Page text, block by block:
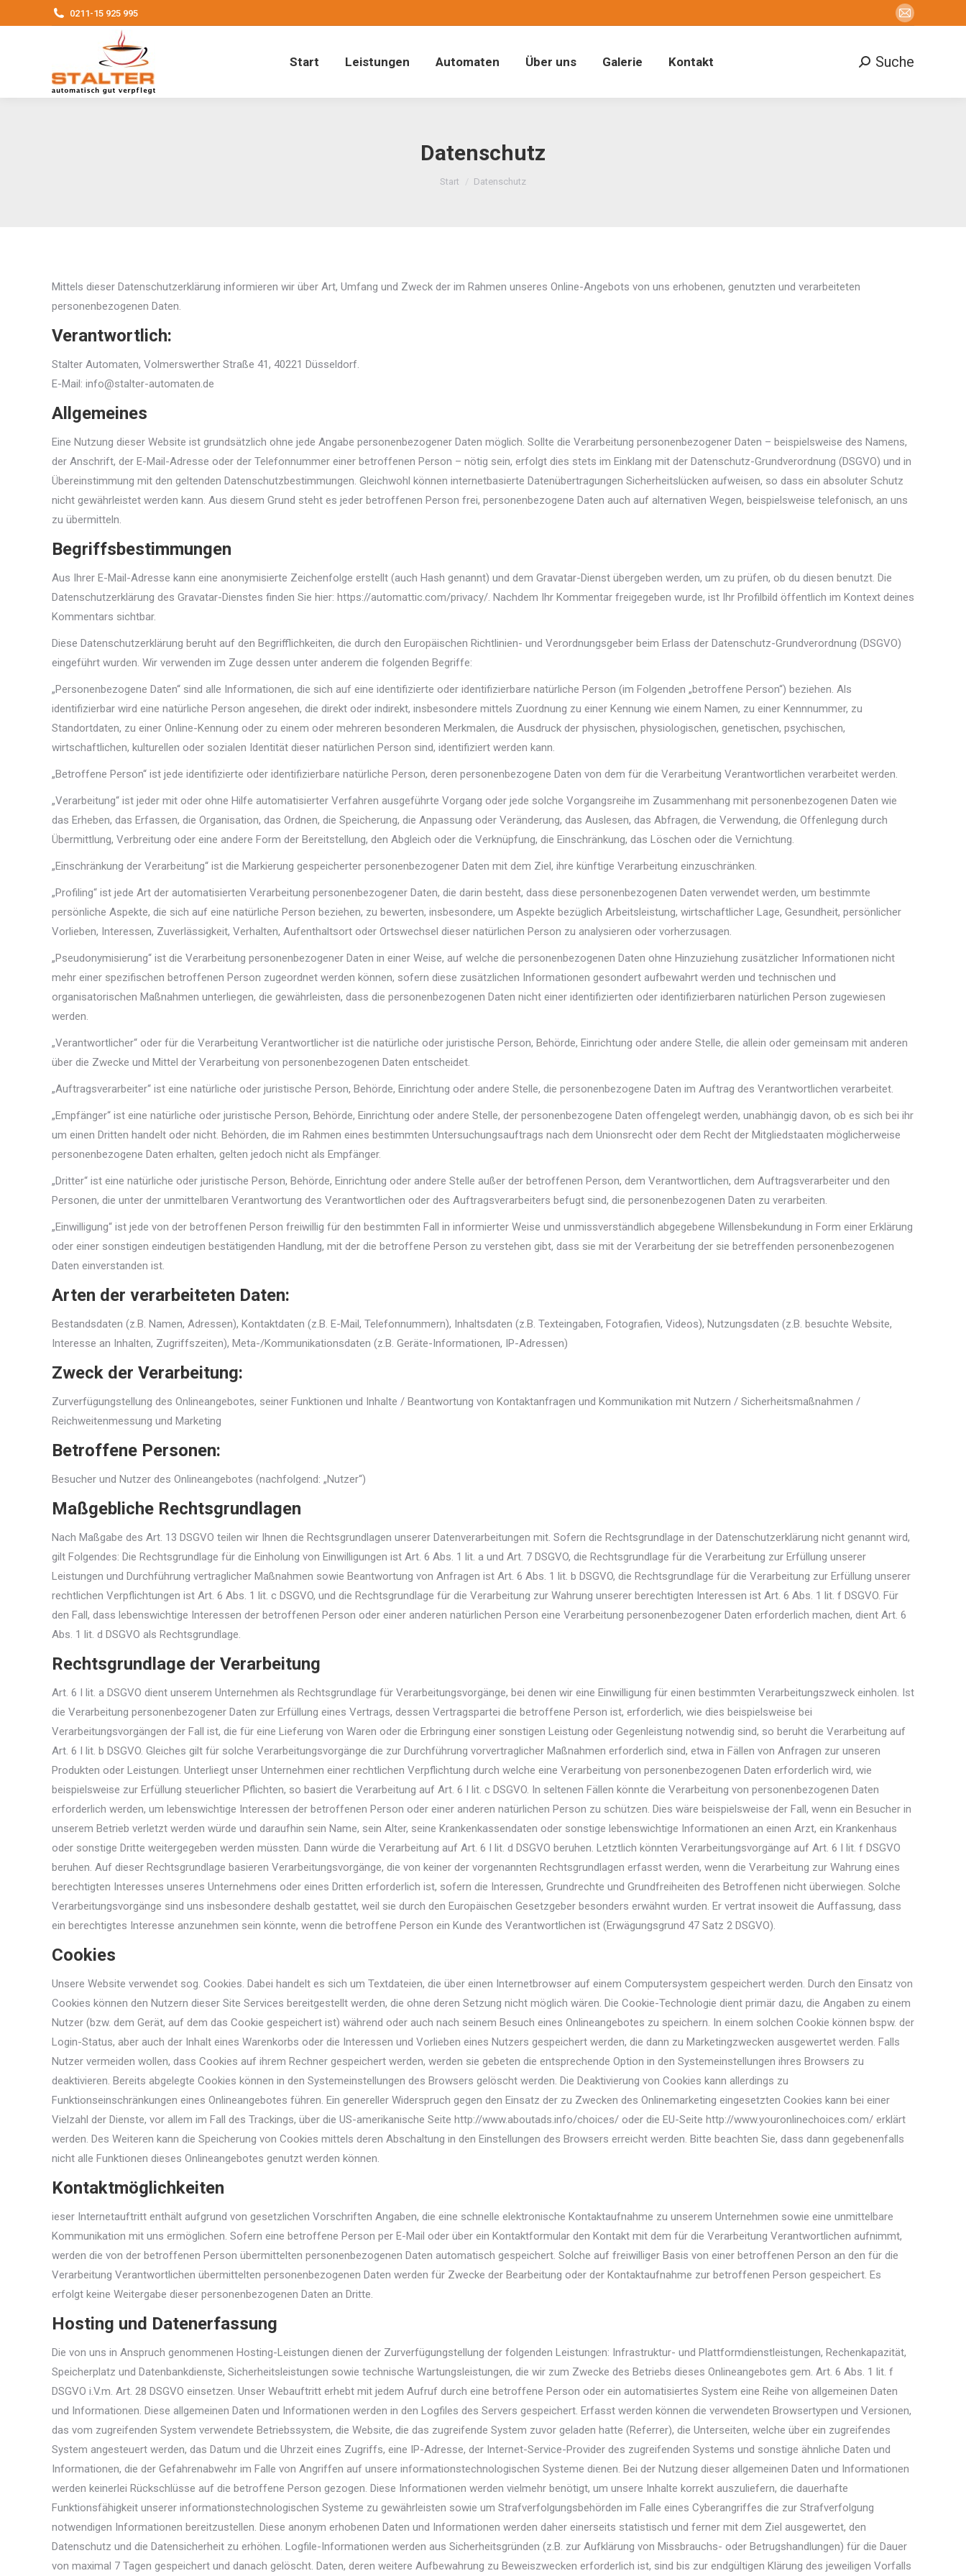
0211-15 925 995
E-
page
in
Start Leistungen Automaten Über uns Galerie Kontakt Search:Suche
Datenschutz
Sie befinden sich hier:
Start Datenschutz
Mittels dieser Datenschutzerklärung informieren wir über Art, Umfang und Zweck der im Rahmen unseres Online-Angebots von uns erhobenen, genutzten und verarbeiteten
personenbezogenen Daten.
Verantwortlich:
Stalter Automaten, Volmerswerther Straße 41, 40221 Düsseldorf.
E-Mail: info@stalter-automaten.de
Allgemeines
Eine Nutzung dieser Website ist grundsätzlich ohne jede Angabe personenbezogener Daten möglich. Sollte die Verarbeitung personenbezogener Daten – beispielsweise des Namens,
der Anschrift, der E-Mail-Adresse oder der Telefonnummer einer betroffenen Person – nötig sein, erfolgt dies stets im Einklang mit der Datenschutz-Grundverordnung (DSGVO) und in
Übereinstimmung mit den geltenden Datenschutzbestimmungen. Gleichwohl können internetbasierte Datenübertragungen Sicherheitslücken aufweisen, so dass ein absoluter Schutz
nicht gewährleistet werden kann. Aus diesem Grund steht es jeder betroffenen Person frei, personenbezogene Daten auch auf alternativen Wegen, beispielsweise telefonisch, an uns
zu übermitteln.
Begriffsbestimmungen
Aus Ihrer E-Mail-Adresse kann eine anonymisierte Zeichenfolge erstellt (auch Hash genannt) und dem Gravatar-Dienst übergeben werden, um zu prüfen, ob du diesen benutzt. Die
Datenschutzerklärung des Gravatar-Dienstes finden Sie hier: https://automattic.com/privacy/. Nachdem Ihr Kommentar freigegeben wurde, ist Ihr Profilbild öffentlich im Kontext deines
Kommentars sichtbar.
Diese Datenschutzerklärung beruht auf den Begrifflichkeiten, die durch den Europäischen Richtlinien- und Verordnungsgeber beim Erlass der Datenschutz-Grundverordnung (DSGVO)
eingeführt wurden. Wir verwenden im Zuge dessen unter anderem die folgenden Begriffe:
„Personenbezogene Daten“ sind alle Informationen, die sich auf eine identifizierte oder identifizierbare natürliche Person (im Folgenden „betroffene Person“) beziehen. Als
identifizierbar wird eine natürliche Person angesehen, die direkt oder indirekt, insbesondere mittels Zuordnung zu einer Kennung wie einem Namen, zu einer Kennnummer, zu
Standortdaten, zu einer Online-Kennung oder zu einem oder mehreren besonderen Merkmalen, die Ausdruck der physischen, physiologischen, genetischen, psychischen,
wirtschaftlichen, kulturellen oder sozialen Identität dieser natürlichen Person sind, identifiziert werden kann.
„Betroffene Person“ ist jede identifizierte oder identifizierbare natürliche Person, deren personenbezogene Daten von dem für die Verarbeitung Verantwortlichen verarbeitet werden.
„Verarbeitung“ ist jeder mit oder ohne Hilfe automatisierter Verfahren ausgeführte Vorgang oder jede solche Vorgangsreihe im Zusammenhang mit personenbezogenen Daten wie
das Erheben, das Erfassen, die Organisation, das Ordnen, die Speicherung, die Anpassung oder Veränderung, das Auslesen, das Abfragen, die Verwendung, die Offenlegung durch
Übermittlung, Verbreitung oder eine andere Form der Bereitstellung, den Abgleich oder die Verknüpfung, die Einschränkung, das Löschen oder die Vernichtung.
„Einschränkung der Verarbeitung“ ist die Markierung gespeicherter personenbezogener Daten mit dem Ziel, ihre künftige Verarbeitung einzuschränken.
„Profiling“ ist jede Art der automatisierten Verarbeitung personenbezogener Daten, die darin besteht, dass diese personenbezogenen Daten verwendet werden, um bestimmte
persönliche Aspekte, die sich auf eine natürliche Person beziehen, zu bewerten, insbesondere, um Aspekte bezüglich Arbeitsleistung, wirtschaftlicher Lage, Gesundheit, persönlicher
Vorlieben, Interessen, Zuverlässigkeit, Verhalten, Aufenthaltsort oder Ortswechsel dieser natürlichen Person zu analysieren oder vorherzusagen.
„Pseudonymisierung“ ist die Verarbeitung personenbezogener Daten in einer Weise, auf welche die personenbezogenen Daten ohne Hinzuziehung zusätzlicher Informationen nicht
mehr einer spezifischen betroffenen Person zugeordnet werden können, sofern diese zusätzlichen Informationen gesondert aufbewahrt werden und technischen und
organisatorischen Maßnahmen unterliegen, die gewährleisten, dass die personenbezogenen Daten nicht einer identifizierten oder identifizierbaren natürlichen Person zugewiesen
werden.
„Verantwortlicher“ oder für die Verarbeitung Verantwortlicher ist die natürliche oder juristische Person, Behörde, Einrichtung oder andere Stelle, die allein oder gemeinsam mit anderen
über die Zwecke und Mittel der Verarbeitung von personenbezogenen Daten entscheidet.
„Auftragsverarbeiter“ ist eine natürliche oder juristische Person, Behörde, Einrichtung oder andere Stelle, die personenbezogene Daten im Auftrag des Verantwortlichen verarbeitet.
„Empfänger“ ist eine natürliche oder juristische Person, Behörde, Einrichtung oder andere Stelle, der personenbezogene Daten offengelegt werden, unabhängig davon, ob es sich bei ihr
um einen Dritten handelt oder nicht. Behörden, die im Rahmen eines bestimmten Untersuchungsauftrags nach dem Unionsrecht oder dem Recht der Mitgliedstaaten möglicherweise
personenbezogene Daten erhalten, gelten jedoch nicht als Empfänger.
„Dritter“ ist eine natürliche oder juristische Person, Behörde, Einrichtung oder andere Stelle außer der betroffenen Person, dem Verantwortlichen, dem Auftragsverarbeiter und den
Personen, die unter der unmittelbaren Verantwortung des Verantwortlichen oder des Auftragsverarbeiters befugt sind, die personenbezogenen Daten zu verarbeiten.
„Einwilligung“ ist jede von der betroffenen Person freiwillig für den bestimmten Fall in informierter Weise und unmissverständlich abgegebene Willensbekundung in Form einer Erklärung
oder einer sonstigen eindeutigen bestätigenden Handlung, mit der die betroffene Person zu verstehen gibt, dass sie mit der Verarbeitung der sie betreffenden personenbezogenen
Daten einverstanden ist.
Arten der verarbeiteten Daten:
Bestandsdaten (z.B. Namen, Adressen), Kontaktdaten (z.B. E-Mail, Telefonnummern), Inhaltsdaten (z.B. Texteingaben, Fotografien, Videos), Nutzungsdaten (z.B. besuchte Website,
Interesse an Inhalten, Zugriffszeiten), Meta-/Kommunikationsdaten (z.B. Geräte-Informationen, IP-Adressen)
Zweck der Verarbeitung:
Zurverfügungstellung des Onlineangebotes, seiner Funktionen und Inhalte / Beantwortung von Kontaktanfragen und Kommunikation mit Nutzern / Sicherheitsmaßnahmen /
Reichweitenmessung und Marketing
Betroffene Personen:
Besucher und Nutzer des Onlineangebotes (nachfolgend: „Nutzer“)
Maßgebliche Rechtsgrundlagen
Nach Maßgabe des Art. 13 DSGVO teilen wir Ihnen die Rechtsgrundlagen unserer Datenverarbeitungen mit. Sofern die Rechtsgrundlage in der Datenschutzerklärung nicht genannt wird,
gilt Folgendes: Die Rechtsgrundlage für die Einholung von Einwilligungen ist Art. 6 Abs. 1 lit. a und Art. 7 DSGVO, die Rechtsgrundlage für die Verarbeitung zur Erfüllung unserer
Leistungen und Durchführung vertraglicher Maßnahmen sowie Beantwortung von Anfragen ist Art. 6 Abs. 1 lit. b DSGVO, die Rechtsgrundlage für die Verarbeitung zur Erfüllung unserer
rechtlichen Verpflichtungen ist Art. 6 Abs. 1 lit. c DSGVO, und die Rechtsgrundlage für die Verarbeitung zur Wahrung unserer berechtigten Interessen ist Art. 6 Abs. 1 lit. f DSGVO. Für
den Fall, dass lebenswichtige Interessen der betroffenen Person oder einer anderen natürlichen Person eine Verarbeitung personenbezogener Daten erforderlich machen, dient Art. 6
Abs. 1 lit. d DSGVO als Rechtsgrundlage.
Rechtsgrundlage der Verarbeitung
Art. 6 I lit. a DSGVO dient unserem Unternehmen als Rechtsgrundlage für Verarbeitungsvorgänge, bei denen wir eine Einwilligung für einen bestimmten Verarbeitungszweck einholen. Ist
die Verarbeitung personenbezogener Daten zur Erfüllung eines Vertrags, dessen Vertragspartei die betroffene Person ist, erforderlich, wie dies beispielsweise bei
Verarbeitungsvorgängen der Fall ist, die für eine Lieferung von Waren oder die Erbringung einer sonstigen Leistung oder Gegenleistung notwendig sind, so beruht die Verarbeitung auf
Art. 6 I lit. b DSGVO. Gleiches gilt für solche Verarbeitungsvorgänge die zur Durchführung vorvertraglicher Maßnahmen erforderlich sind, etwa in Fällen von Anfragen zur unseren
Produkten oder Leistungen. Unterliegt unser Unternehmen einer rechtlichen Verpflichtung durch welche eine Verarbeitung von personenbezogenen Daten erforderlich wird, wie
beispielsweise zur Erfüllung steuerlicher Pflichten, so basiert die Verarbeitung auf Art. 6 I lit. c DSGVO. In seltenen Fällen könnte die Verarbeitung von personenbezogenen Daten
erforderlich werden, um lebenswichtige Interessen der betroffenen Person oder einer anderen natürlichen Person zu schützen. Dies wäre beispielsweise der Fall, wenn ein Besucher in
unserem Betrieb verletzt werden würde und daraufhin sein Name, sein Alter, seine Krankenkassendaten oder sonstige lebenswichtige Informationen an einen Arzt, ein Krankenhaus
oder sonstige Dritte weitergegeben werden müssten. Dann würde die Verarbeitung auf Art. 6 I lit. d DSGVO beruhen. Letztlich könnten Verarbeitungsvorgänge auf Art. 6 I lit. f DSGVO
beruhen. Auf dieser Rechtsgrundlage basieren Verarbeitungsvorgänge, die von keiner der vorgenannten Rechtsgrundlagen erfasst werden, wenn die Verarbeitung zur Wahrung eines
berechtigten Interesses unseres Unternehmens oder eines Dritten erforderlich ist, sofern die Interessen, Grundrechte und Grundfreiheiten des Betroffenen nicht überwiegen. Solche
Verarbeitungsvorgänge sind uns insbesondere deshalb gestattet, weil sie durch den Europäischen Gesetzgeber besonders erwähnt wurden. Er vertrat insoweit die Auffassung, dass
ein berechtigtes Interesse anzunehmen sein könnte, wenn die betroffene Person ein Kunde des Verantwortlichen ist (Erwägungsgrund 47 Satz 2 DSGVO).
Cookies
Unsere Website verwendet sog. Cookies. Dabei handelt es sich um Textdateien, die über einen Internetbrowser auf einem Computersystem gespeichert werden. Durch den Einsatz von
Cookies können den Nutzern dieser Site Services bereitgestellt werden, die ohne deren Setzung nicht möglich wären. Die Cookie-Technologie dient primär dazu, die Angaben zu einem
Nutzer (bzw. dem Gerät, auf dem das Cookie gespeichert ist) während oder auch nach seinem Besuch eines Onlineangebotes zu speichern. In einem solchen Cookie können bspw. der
Login-Status, aber auch der Inhalt eines Warenkorbs oder die Interessen und Vorlieben eines Nutzers gespeichert werden, die dann zu Marketingzwecken ausgewertet werden. Falls
Nutzer vermeiden wollen, dass Cookies auf ihrem Rechner gespeichert werden, werden sie gebeten die entsprechende Option in den Systemeinstellungen ihres Browsers zu
deaktivieren. Bereits abgelegte Cookies können in den Systemeinstellungen des Browsers gelöscht werden. Die Deaktivierung von Cookies kann allerdings zu
Funktionseinschränkungen eines Onlineangebotes führen. Ein genereller Widerspruch gegen den Einsatz der zu Zwecken des Onlinemarketing eingesetzten Cookies kann bei einer
Vielzahl der Dienste, vor allem im Fall des Trackings, über die US-amerikanische Seite http://www.aboutads.info/choices/ oder die EU-Seite http://www.youronlinechoices.com/ erklärt
werden. Des Weiteren kann die Speicherung von Cookies mittels deren Abschaltung in den Einstellungen des Browsers erreicht werden. Bitte beachten Sie, dass dann gegebenenfalls
nicht alle Funktionen dieses Onlineangebotes genutzt werden können.
Kontaktmöglichkeiten
ieser Internetauftritt enthält aufgrund von gesetzlichen Vorschriften Angaben, die eine schnelle elektronische Kontaktaufnahme zu unserem Unternehmen sowie eine unmittelbare
Kommunikation mit uns ermöglichen. Sofern eine betroffene Person per E-Mail oder über ein Kontaktformular den Kontakt mit dem für die Verarbeitung Verantwortlichen aufnimmt,
werden die von der betroffenen Person übermittelten personenbezogenen Daten automatisch gespeichert. Solche auf freiwilliger Basis von einer betroffenen Person an den für die
Verarbeitung Verantwortlichen übermittelten personenbezogenen Daten werden für Zwecke der Bearbeitung oder der Kontaktaufnahme zur betroffenen Person gespeichert. Es
erfolgt keine Weitergabe dieser personenbezogenen Daten an Dritte.
Hosting und Datenerfassung
Die von uns in Anspruch genommenen Hosting-Leistungen dienen der Zurverfügungstellung der folgenden Leistungen: Infrastruktur- und Plattformdienstleistungen, Rechenkapazität,
Speicherplatz und Datenbankdienste, Sicherheitsleistungen sowie technische Wartungsleistungen, die wir zum Zwecke des Betriebs dieses Onlineangebotes gem. Art. 6 Abs. 1 lit. f
DSGVO i.V.m. Art. 28 DSGVO einsetzen. Unser Webauftritt erhebt mit jedem Aufruf durch eine betroffene Person oder ein automatisiertes System eine Reihe von allgemeinen Daten
und Informationen. Diese allgemeinen Daten und Informationen werden in den Logfiles des Servers gespeichert. Erfasst werden können die verwendeten Browsertypen und Versionen,
das vom zugreifenden System verwendete Betriebssystem, die Website, die das zugreifende System zuvor geladen hatte (Referrer), die Unterseiten, welche über ein zugreifendes
System angesteuert werden, das Datum und die Uhrzeit eines Zugriffs, eine IP-Adresse, der Internet-Service-Provider des zugreifenden Systems und sonstige ähnliche Daten und
Informationen, die der Gefahrenabwehr im Falle von Angriffen auf unsere informationstechnologischen Systeme dienen. Bei der Nutzung dieser allgemeinen Daten und Informationen
werden keinerlei Rückschlüsse auf die betroffene Person gezogen. Diese Informationen werden vielmehr benötigt, um unsere Inhalte korrekt auszuliefern, die dauerhafte
Funktionsfähigkeit unserer informationstechnologischen Systeme zu gewährleisten sowie um Strafverfolgungsbehörden im Falle eines Cyberangriffes die zur Strafverfolgung
notwendigen Informationen bereitzustellen. Diese anonym erhobenen Daten und Informationen werden daher einerseits statistisch und ferner mit dem Ziel ausgewertet, den
Datenschutz und die Datensicherheit zu erhöhen. Logfile-Informationen werden aus Sicherheitsgründen (z.B. zur Aufklärung von Missbrauchs- oder Betrugshandlungen) für die Dauer
von maximal 7 Tagen gespeichert und danach gelöscht. Daten, deren weitere Aufbewahrung zu Beweiszwecken erforderlich ist, sind bis zur endgültigen Klärung des jeweiligen Vorfalls